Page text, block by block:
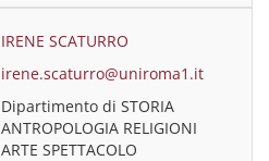
IRENE SCATURRO
irene.scaturro@uniroma1.it
Dipartimento di STORIA
ANTROPOLOGIA RELIGIONI
ARTE SPETTACOLO